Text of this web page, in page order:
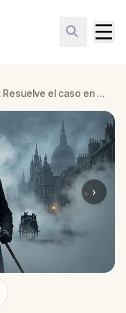
Misterio de asesinato: Resuelve el caso en Seville
›